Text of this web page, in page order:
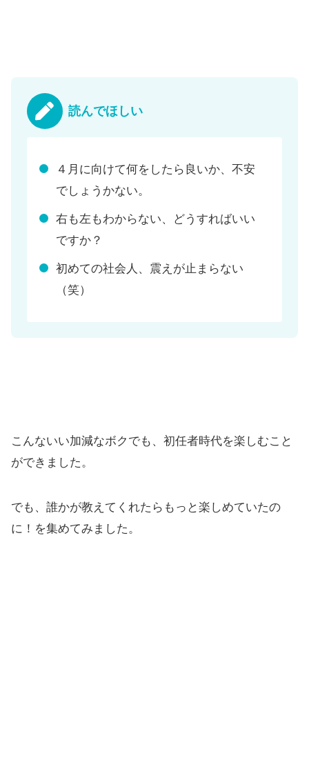
読んでほしい
４月に向けて何をしたら良いか、不安
でしょうかない。
右も左もわからない、どうすればいい
ですか？
初めての社会人、震えが止まらない
（笑）
こんないい加減なボクでも、初任者時代を楽しむこと
ができました。
でも、誰かが教えてくれたらもっと楽しめていたの
に！を集めてみました。